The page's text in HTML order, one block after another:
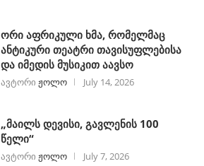
ორი აფრიკული ხმა, რომელმაც
ანტიკური თეატრი თავისუფლებისა
და იმედის მუსიკით აავსო
ავტორი ჟოლო July 14, 2026
„მაილს დევისი, გავლენის 100
წელი“
ავტორი ჟოლო July 7, 2026